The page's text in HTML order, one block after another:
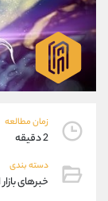
زمان مطالعه
2 دقیقه
دسته بندی
خبرهای
واتساپ
تلگرام
موبایل
تلگرام